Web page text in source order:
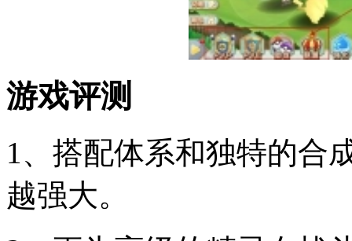
游戏评测
1、搭配体系和独特的合
越强大。